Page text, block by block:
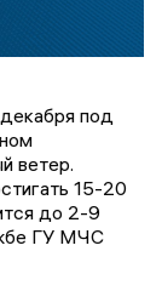
под
ветер.
15-20
до 2-9
ГУ МЧС